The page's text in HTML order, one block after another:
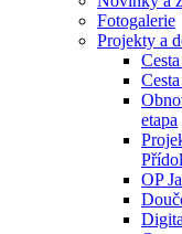
Fotogalerie
Projekty a
etapa
OP